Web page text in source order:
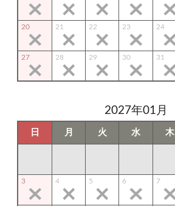
20 21 22 23 24
27 28 29 30 31
2027年01月
日 月 火 水 木
3 4 5 6 7